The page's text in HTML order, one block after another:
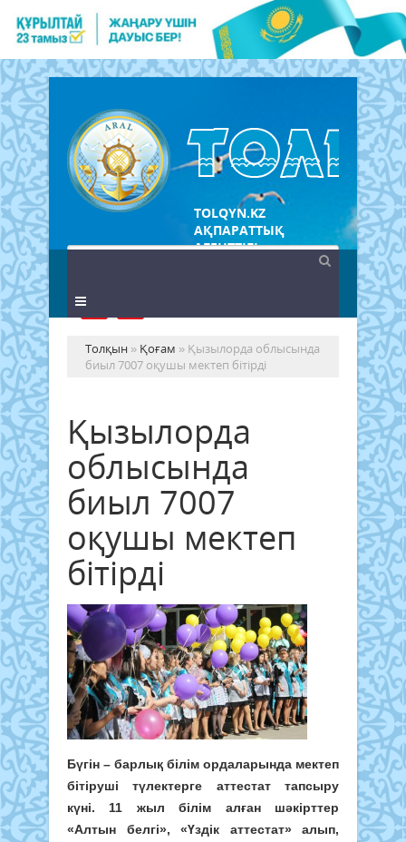
TOLQYN.KZ
АҚПАРАТТЫҚ
АГЕНТТІГІ
Толқын » Қоғам » Қызылорда облысында
биыл 7007 оқушы мектеп бітірді
Қызылорда
облысында
биыл 7007
оқушы мектеп
бітірді
Бүгін – барлық білім ордаларында мектеп
бітіруші түлектерге аттестат тапсыру
күні. 11 жыл білім алған шәкірттер
«Алтын белгі», «Үздік аттестат» алып,